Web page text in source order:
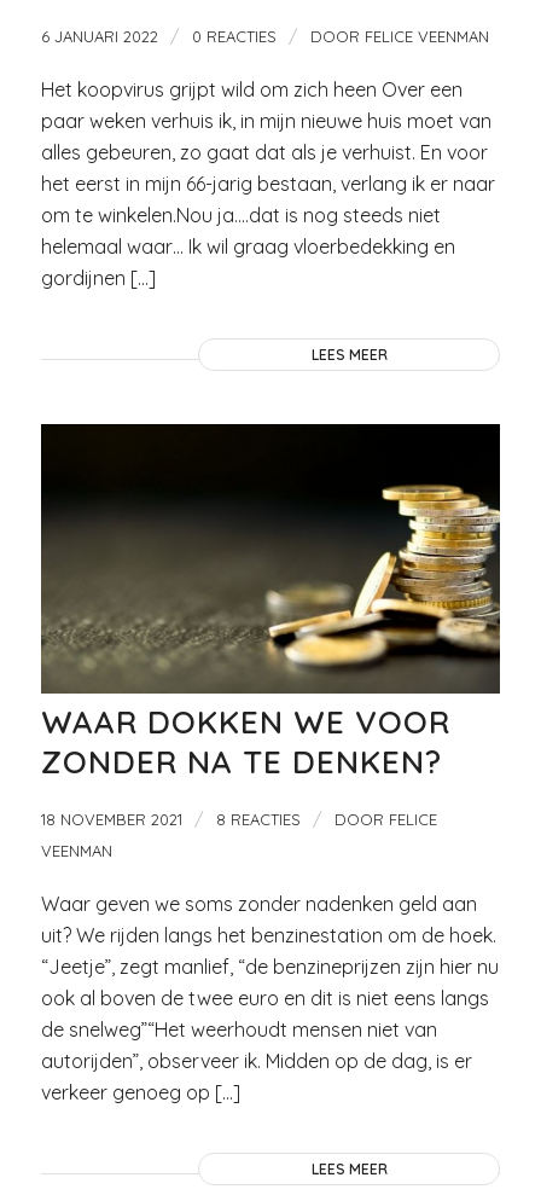
6 JANUARI 2022 / 0 REACTIES / DOOR FELICE VEENMAN
Het koopvirus grijpt wild om zich heen Over een
paar weken verhuis ik, in mijn nieuwe huis moet van
alles gebeuren, zo gaat dat als je verhuist. En voor
het eerst in mijn 66-jarig bestaan, verlang ik er naar
om te winkelen.Nou ja….dat is nog steeds niet
helemaal waar… Ik wil graag vloerbedekking en
gordijnen […]
LEES MEER
WAAR DOKKEN WE VOOR
ZONDER NA TE DENKEN?
18 NOVEMBER 2021 / 8 REACTIES / DOOR FELICE
VEENMAN
Waar geven we soms zonder nadenken geld aan
uit? We rijden langs het benzinestation om de hoek.
“Jeetje”, zegt manlief, “de benzineprijzen zijn hier nu
ook al boven de twee euro en dit is niet eens langs
de snelweg”“Het weerhoudt mensen niet van
autorijden”, observeer ik. Midden op de dag, is er
verkeer genoeg op […]
LEES MEER